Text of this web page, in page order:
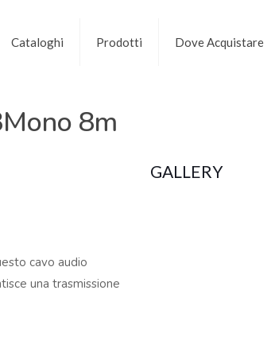
Cataloghi Prodotti Dove Acquistare
8m
cavo audio
una trasmissione
GALLERY